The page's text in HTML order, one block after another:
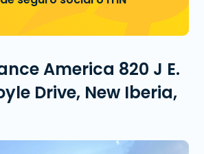
America 820 J E.
Drive, New Iberia,